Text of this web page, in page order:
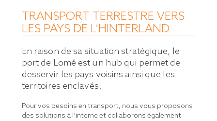
TRANSPORT TERRESTRE VERS
LES PAYS DE L’HINTERLAND
En raison de sa situation stratégique, le
port de Lomé est un hub qui permet de
desservir les pays voisins ainsi que les
territoires enclavés.
Pour vos besoins en transport, nous vous proposons
des solutions à l’interne et collaborons également